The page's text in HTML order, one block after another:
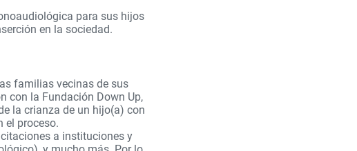
para sus hijos
en la sociedad.
familias vecinas de sus
con la Fundación Down Up,
la crianza de un hijo(a) con
el proceso.
a instituciones y